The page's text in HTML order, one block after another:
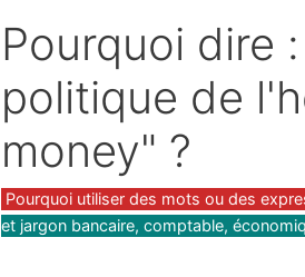
Pourquoi dire
politique de
money" ?
Catégories
Pourquoi utiliser des mots ou des
et jargon bancaire, comptable,